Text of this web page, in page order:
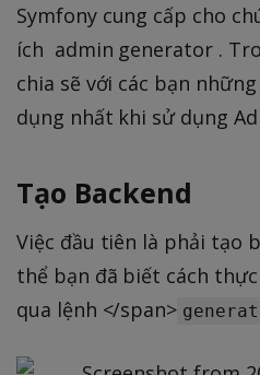
Symfony cung cấp cho
ích admin generator .
chia sẽ với các bạn
dụng nhất khi sử dụng
Tạo Backend
Việc đầu tiên là phải tạo
thể bạn đã biết cách
qua lệnh </span>